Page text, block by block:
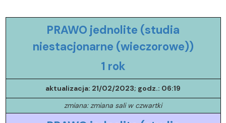
PRAWO jednolite (studia
niestacjonarne (wieczorowe))
1 rok
aktualizacja: 21/02/2023; godz.: 06:19
zmiana: zmiana sali w czwartki